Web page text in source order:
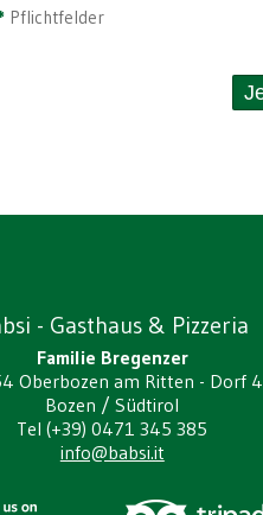
Pflichtfelder
- Gasthaus & Pizzeria
Familie Bregenzer
Oberbozen am Ritten - Dorf 4
Bozen / Südtirol
Tel (+39) 0471 345 385
info@babsi.it